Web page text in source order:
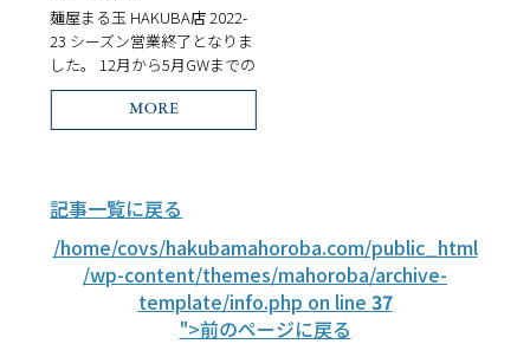
麺屋まる玉 HAKUBA店 2022-
23 シーズン営業終了となりま
した。 12月から5月GWまでの
役半年 本当に沢山のお客様に
ご利用頂き誠にありがとうご
ざいました。 笑顔の絶えない
MORE
記事一覧に戻る
/home/covs/hakubamahoroba.com/public_html
/wp-content/themes/mahoroba/archive-
template/info.php on line 37
">前のページに戻る
プライバシーポリシー
I agree to the